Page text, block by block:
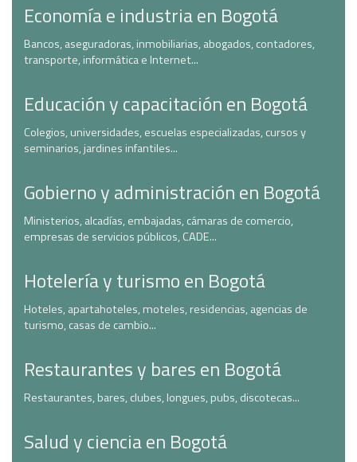
Economía e industria en Bogotá
Bancos, aseguradoras, inmobiliarias, abogados, contadores,
transporte, informática e Internet...
Educación y capacitación en Bogotá
Colegios, universidades, escuelas especializadas, cursos y
seminarios, jardines infantiles...
Gobierno y administración en Bogotá
Ministerios, alcadías, embajadas, cámaras de comercio,
empresas de servicios públicos, CADE...
Hotelería y turismo en Bogotá
Hoteles, apartahoteles, moteles, residencias, agencias de
turismo, casas de cambio...
Restaurantes y bares en Bogotá
Restaurantes, bares, clubes, longues, pubs, discotecas...
Salud y ciencia en Bogotá